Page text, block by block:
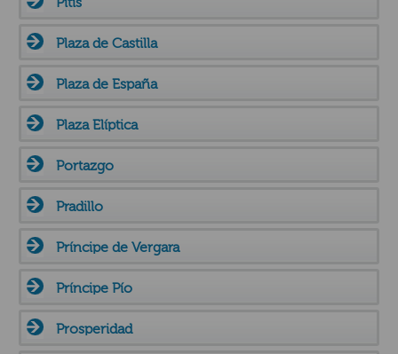
Plaza de Castilla
Plaza de España
Plaza Elíptica
Portazgo
Pradillo
Príncipe de Vergara
Príncipe Pío
Prosperidad